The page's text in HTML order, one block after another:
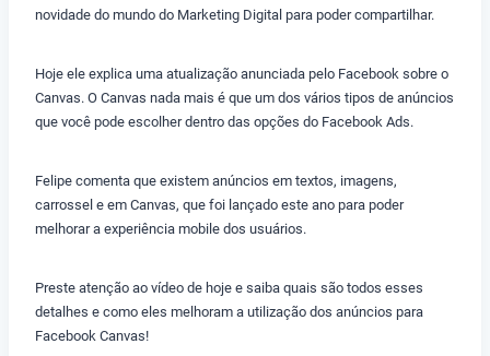
novidade do mundo do Marketing Digital para poder compartilhar.
Hoje ele explica uma atualização anunciada pelo Facebook sobre o
Canvas. O Canvas nada mais é que um dos vários tipos de anúncios
que você pode escolher dentro das opções do Facebook Ads.
Felipe comenta que existem anúncios em textos, imagens,
carrossel e em Canvas, que foi lançado este ano para poder
melhorar a experiência mobile dos usuários.
Preste atenção ao vídeo de hoje e saiba quais são todos esses
detalhes e como eles melhoram a utilização dos anúncios para
Facebook Canvas!